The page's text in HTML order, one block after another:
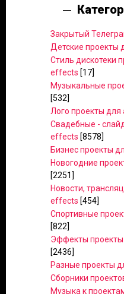
Закрытый
Детские проекты
Стиль дискотеки
effects [17]
Музыкальные
[532]
Лого проекты
Свадебные -
effects [8578]
Бизнес проекты
Новогодние
[2251]
Новости,
effects [454]
Спортивные
[822]
Эффекты
[2436]
Разные проекты
Сборники
Музыка к